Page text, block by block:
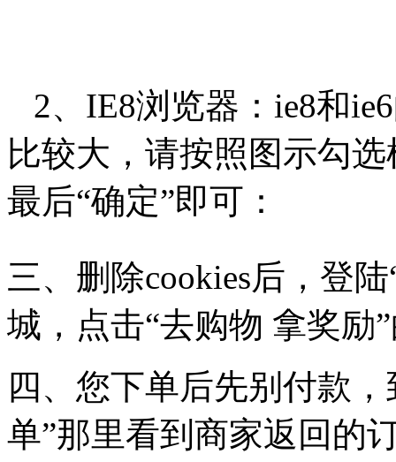
2、IE8浏览器：ie8和
比较大，请按照图示勾选
最后“确定”即可：
三、删除cookies后，登
城，点击“去购物 拿奖励
四、您下单后先别付款
单”那里看到商家返回的